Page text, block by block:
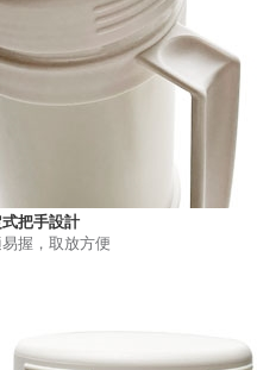
式把手設計
握，取放方便